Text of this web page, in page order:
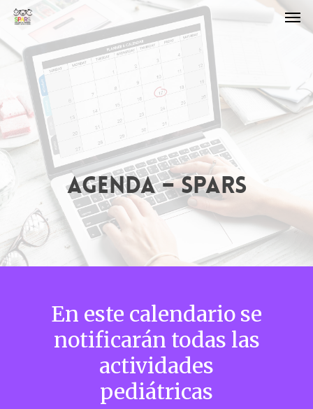
AGENDA – SPARS
En este calendario se
notificarán todas las
actividades
pediátricas